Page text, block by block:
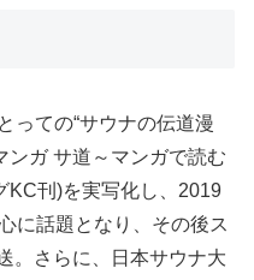
っての“サウナの伝道漫
ンガ サ道～マンガで読む
KC刊)を実写化し、2019
に話題となり、その後ス
。さらに、日本サウナ大